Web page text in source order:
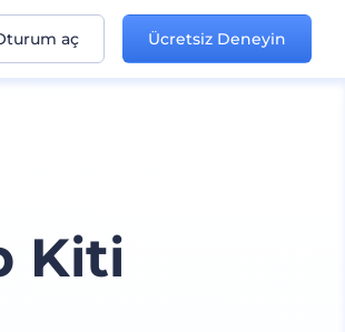
aç Ücretsiz Deneyin
Kiti